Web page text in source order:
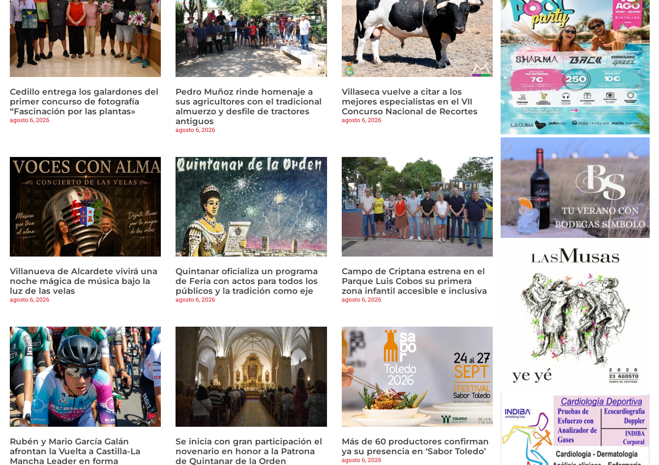
Cedillo entrega los galardones del
primer concurso de fotografía
“Fascinación por las plantas»
agosto 6, 2026
Pedro Muñoz rinde homenaje a
sus agricultores con el tradicional
almuerzo y desfile de tractores
antiguos
agosto 6, 2026
Villaseca vuelve a citar a los
mejores especialistas en el VII
Concurso Nacional de Recortes
agosto 6, 2026
Villanueva de Alcardete vivirá una
noche mágica de música bajo la
luz de las velas
agosto 6, 2026
Quintanar oficializa un programa
de Feria con actos para todos los
públicos y la tradición como eje
agosto 6, 2026
Campo de Criptana estrena en el
Parque Luis Cobos su primera
zona infantil accesible e inclusiva
agosto 6, 2026
Rubén y Mario García Galán
afrontan la Vuelta a Castilla-La
Mancha Leader en forma
Se inicia con gran participación el
novenario en honor a la Patrona
de Quintanar de la Orden
Más de 60 productores confirman
ya su presencia en ‘Sabor Toledo’
agosto 6, 2026